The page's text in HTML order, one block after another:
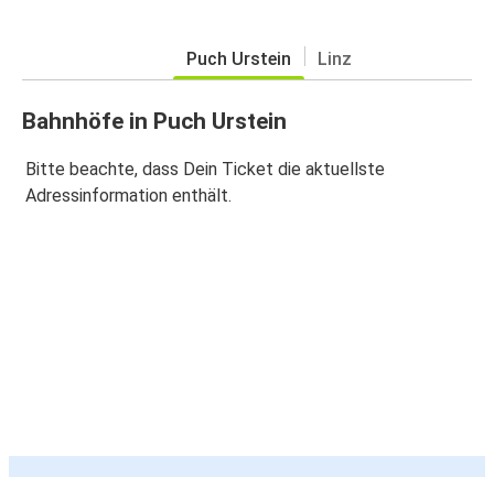
Puch Urstein Linz
Bahnhöfe in Puch Urstein
Bitte beachte, dass Dein Ticket die aktuellste
Adressinformation enthält.